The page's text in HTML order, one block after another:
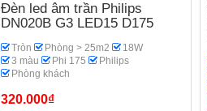
Đèn led âm trần Philips
DN020B G3 LED15 D175
Tròn Phòng > 25m2
18W
3 màu
Phi 175
Philips
Phòng khách
320.000₫